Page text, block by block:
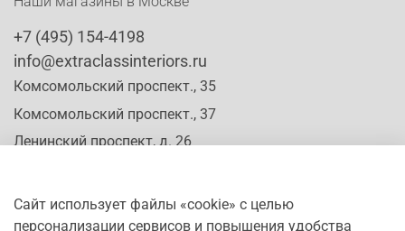
+7 (495) 154-4198
info@extraclassinteriors.ru
Комсомольский проспект., 35
Комсомольский проспект., 37
Ленинский проспект, д. 26
Сайт использует файлы «cookie» с целью
персонализации сервисов и повышения удобства